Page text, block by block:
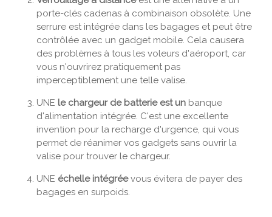
porte-clés cadenas à combinaison obsolète. Une
serrure est intégrée dans les bagages et peut être
contrôlée avec un gadget mobile. Cela causera
des problèmes à tous les voleurs d'aéroport, car
vous n'ouvrirez pratiquement pas
imperceptiblement une telle valise.
UNE le chargeur de batterie est un banque
d'alimentation intégrée. C'est une excellente
invention pour la recharge d'urgence, qui vous
permet de réanimer vos gadgets sans ouvrir la
valise pour trouver le chargeur.
UNE échelle intégréevous évitera de payer des
bagages en surpoids.